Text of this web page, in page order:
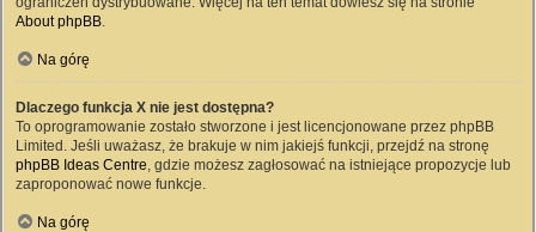
About phpBB.
Na górę
Dlaczego funkcja X nie jest dostępna?
To oprogramowanie zostało stworzone i jest licencjonowane przez phpBB
Limited. Jeśli uważasz, że brakuje w nim jakiejś funkcji, przejdź na stronę
phpBB Ideas Centre, gdzie możesz zagłosować na istniejące propozycje lub
zaproponować nowe funkcje.
Na górę